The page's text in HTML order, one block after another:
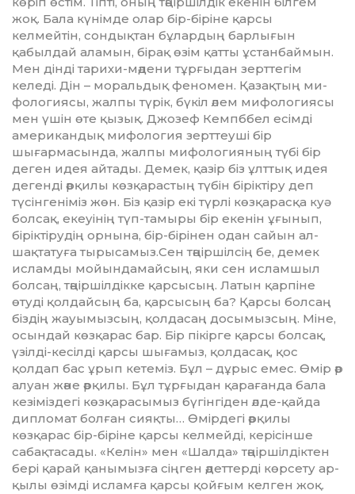
жоқ. Бала күнімде олар бір-бі­ріне қарсы
келмейтін, сондықтан бұлардың барлығын
қабылдай ала­мын, бірақ өзім қатты ұстан­бай­мын.
Мен дінді тарихи-мәдени тұр­ғыдан зерттегім
келеді. Дін – мо­ральдық феномен. Қазақтың ми­
фологиясы, жалпы түрік, бүкіл әлем мифо­логиясы
мен үшін өте қы­зық. Джозеф Кемпббел есімді
аме­рикандық мифология зерт­теуші бір
шығармасында, жалпы мифологияның түбі бір
деген идея айтады. Демек, қазір біз ұлттық идея
дегенді әрқилы көзқарастың тү­бін біріктіру деп
түсінгеніміз жөн. Біз қазір екі түрлі көзқарасқа куә
болсақ, екеуінің түп-тамыры бір екенін ұғынып,
біріктірудің ор­нына, бір-бірінен одан сайын ал­
шақтатуға тырысамыз.Сен тәңір­­шілсің бе, демек
исламды мойындамайсың, яки сен ислам­шыл
болсаң, тәңіршілдікке қарсы­сың. Латын қарпіне
өтуді қолдай­сың ба, қарсысың ба? Қарсы бол­­саң
біздің жауымызсың, қол­дасаң досымызсың. Міне,
осындай көз­қарас бар. Бір пікірге қарсы бол­сақ,
үзілді-кесілді қарсы шыға­мыз, қолдасақ, қос
қолдап бас ұрып кетеміз. Бұл – дұрыс емес. Өмір әр
алуан және әрқилы. Бұл тұр­­­ғыдан қарағанда бала
кезіміздегі көзқарасымыз бүгінгіден әлде-қайда
дипломат болған сияқты… Өмірдегі әрқилы
көзқарас бір-біріне қарсы келмейді, керісінше
сабақтасады. «Келін» мен «Шалда» тәңіршілдіктен
бері қарай қа­ны­мызға сіңген әдеттерді көрсету ар­
қылы өзімді исламға қарсы қой­ғым келген жоқ.